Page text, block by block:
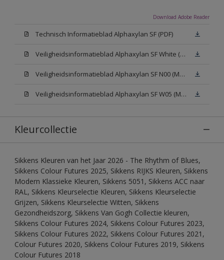
Download Adobe Reader
Technisch Informatieblad Alphaxylan SF (PDF)
Veiligheidsinformatieblad Alphaxylan SF White (MSDS)
Veiligheidsinformatieblad Alphaxylan SF N00 (MSDS)
Veiligheidsinformatieblad Alphaxylan SF W05 (MSDS)
Kleurcollectie
Sikkens Kleuren van het Jaar 2026 - The Rhythm of Blues,
Sikkens Colour Futures 2025, Sikkens RIJKS Kleuren, Sikkens
Modern Klassieke Kleuren, Sikkens 5051, Sikkens ACC naar
RAL, Sikkens Kleurselectie Kleuren, Sikkens Kleurselectie
Grijzen, Sikkens Kleurselectie Witten, Sikkens
Gezondheidszorg, Sikkens Van Gogh Collectie kleuren,
Sikkens Colour Futures 2024, Sikkens Colour Futures 2023,
Sikkens Colour Futures 2022, Sikkens Colour Futures 2021,
Colour Futures 2020, Sikkens Colour Futures 2019, Sikkens
Colour Futures 2018